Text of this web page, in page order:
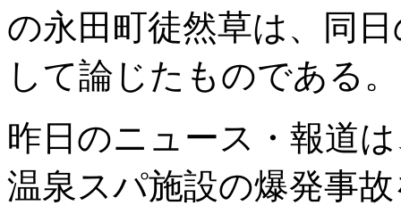
の永田町徒然草は、同
して論じたものである。
昨日のニュース・報道
温泉スパ施設の爆発事